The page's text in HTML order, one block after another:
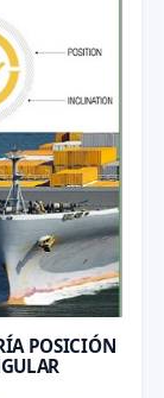
POSICIÓN